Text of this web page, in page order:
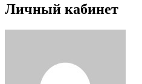
Личный кабинет